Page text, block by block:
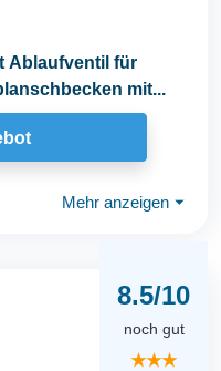
Ablaufventil für
mit...
Mehr anzeigen ⏷
8.5/10
noch gut
★★★